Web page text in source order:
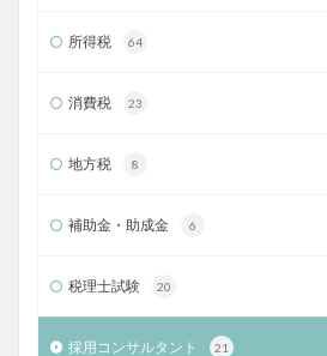
所得税 64
消費税 23
地方税 8
補助金・助成金 6
税理士試験 20
採用コンサルタント 21